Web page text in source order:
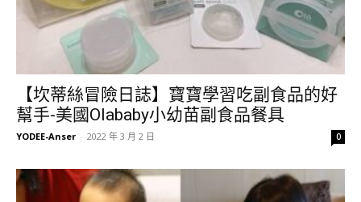
【坎蒂絲冒險日誌】寶寶學習吃副食品的好
幫手-美國Olababy小幼苗副食品餐具
YODEE-Anser - 2022 年 3 月 2 日 0